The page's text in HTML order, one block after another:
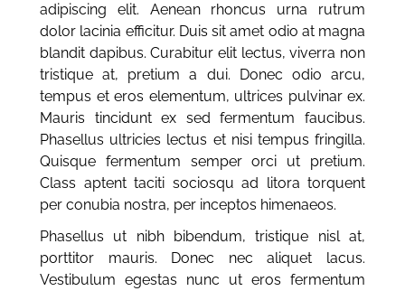
adipiscing elit. Aenean rhoncus urna rutrum
dolor lacinia efficitur. Duis sit amet odio at magna
blandit dapibus. Curabitur elit lectus, viverra non
tristique at, pretium a dui. Donec odio arcu,
tempus et eros elementum, ultrices pulvinar ex.
Mauris tincidunt ex sed fermentum faucibus.
Phasellus ultricies lectus et nisi tempus fringilla.
Quisque fermentum semper orci ut pretium.
Class aptent taciti sociosqu ad litora torquent
per conubia nostra, per inceptos himenaeos.
Phasellus ut nibh bibendum, tristique nisl at,
porttitor mauris. Donec nec aliquet lacus.
Vestibulum egestas nunc ut eros fermentum